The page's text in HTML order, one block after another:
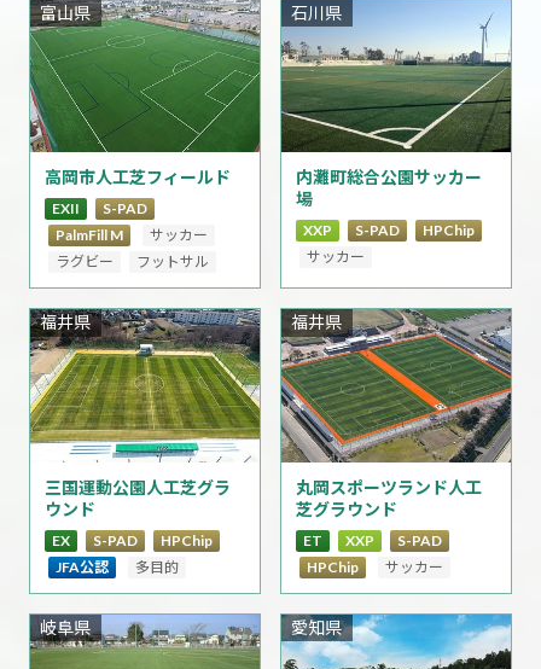
高岡市人工芝フィールド
富山県
EXII
S-PAD
PalmFill M
サッカー
ラグビー
フットサル
内灘町総合公園サッカー
場
石川県
XXP S-PAD
HPChip
サッカー
三国運動公園人工芝グラ
ウンド
福井県
EX S-PAD
HPChip
JFA公認
多目的
丸岡スポーツランド人工
芝グラウンド
福井県
ET XXP
S-PAD
HPChip
サッカー
岐阜県 愛知県